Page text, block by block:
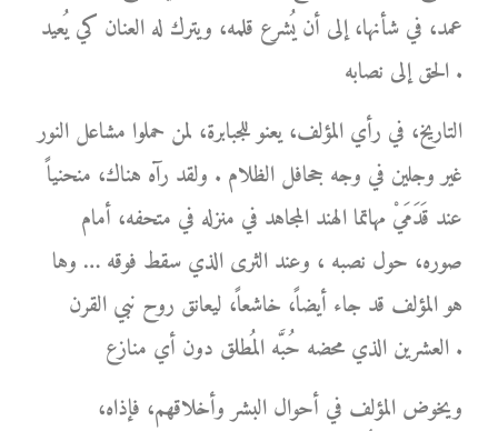
عمد، في شأنها، إلى أن يُشرع قلمه، ويترك له العنان كي يُعيد
الحق إلى نصابه .
التاريخ، في رأي المؤلف، يعنو للجبابرة، لمن حملوا مشاعل النور
غير وجلين في وجه جحافل الظلام . ولقد رآه هناك، منحنياً
عند قَدَمَيْ مهاتما الهند المجاهد في منزله في متحفه، أمام
صوره، حول نصبه ، وعند الثرى الذي سقط فوقه … وها
هو المؤلف قد جاء أيضاً، خاشعاً، ليعانق روح نبي القرن
العشرين الذي محضه حُبَّه المُطلق دون أي منازع .
ويخوض المؤلف في أحوال البشر وأخلاقهم، فإذاه،